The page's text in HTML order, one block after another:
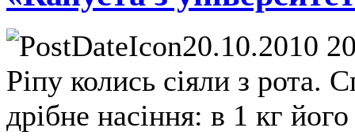
20.10.2010
Ріпу колись сіяли з рота.
дрібне насіння: в 1 кг